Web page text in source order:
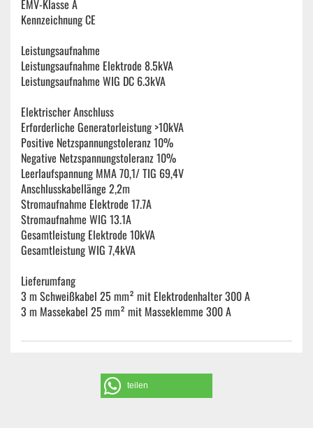
EMV-Klasse A
Kennzeichnung CE
Leistungsaufnahme
Leistungsaufnahme Elektrode 8.5kVA
Leistungsaufnahme WIG DC 6.3kVA
Elektrischer Anschluss
Erforderliche Generatorleistung >10kVA
Positive Netzspannungstoleranz 10%
Negative Netzspannungstoleranz 10%
Leerlaufspannung MMA 70,1/ TIG 69,4V
Anschlusskabellänge 2,2m
Stromaufnahme Elektrode 17.7A
Stromaufnahme WIG 13.1A
Gesamtleistung Elektrode 10kVA
Gesamtleistung WIG 7,4kVA
Lieferumfang
3 m Schweißkabel 25 mm² mit Elektrodenhalter 300 A
3 m Massekabel 25 mm² mit Masseklemme 300 A
teilen